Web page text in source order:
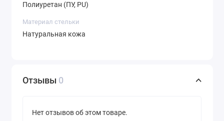
Полиуретан (ПУ, PU)
Материал стельки
Натуральная кожа
Отзывы 0
Нет отзывов об этом товаре.